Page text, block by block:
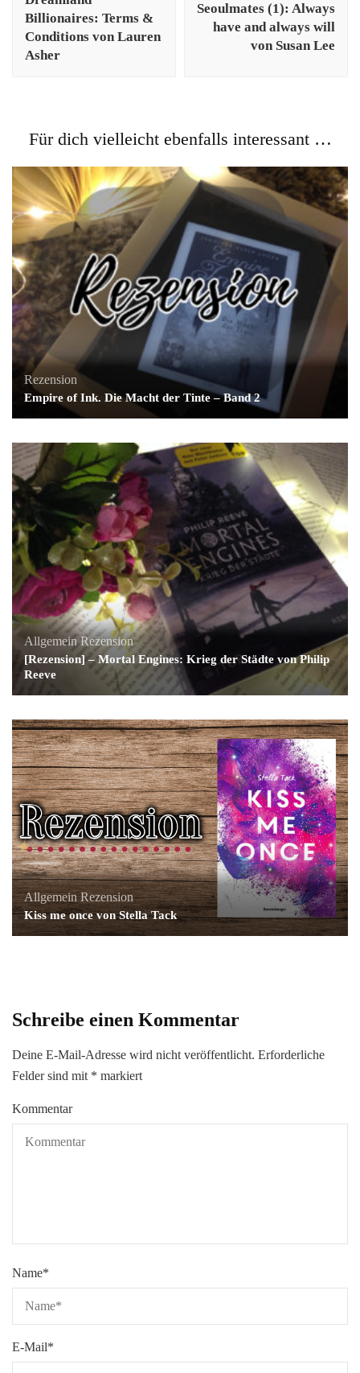
Billionaires: Terms &
Conditions von Lauren
Asher
Seoulmates (1): Always
have and always will
von Susan Lee
Für dich vielleicht ebenfalls interessant …
Rezension
Empire of Ink. Die Macht der Tinte – Band 2
Allgemein Rezension
[Rezension] – Mortal Engines: Krieg der Städte von Philip
Reeve
Allgemein Rezension
Kiss me once von Stella Tack
Schreibe einen Kommentar
Deine E-Mail-Adresse wird nicht veröffentlicht. Erforderliche
Felder sind mit * markiert
Kommentar
Name*
E-Mail*